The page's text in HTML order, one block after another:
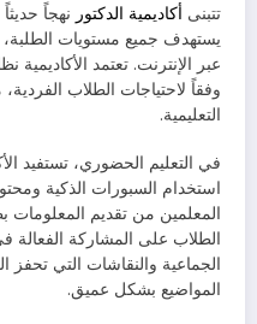
تتبنى أكاديمية الدكتور نهجاً
يستهدف جميع مستويات
عبر الإنترنت. تعتمد
وفقاً لاحتياجات الطلاب
التعليمية.
في التعليم الحضوري، تستفيد
استخدام السبورات الذكية
المعلمين من تقديم المعلومات
الطلاب على المشاركة
الجماعية والنقاشات التي تحفز
المواضيع بشكل عميق.